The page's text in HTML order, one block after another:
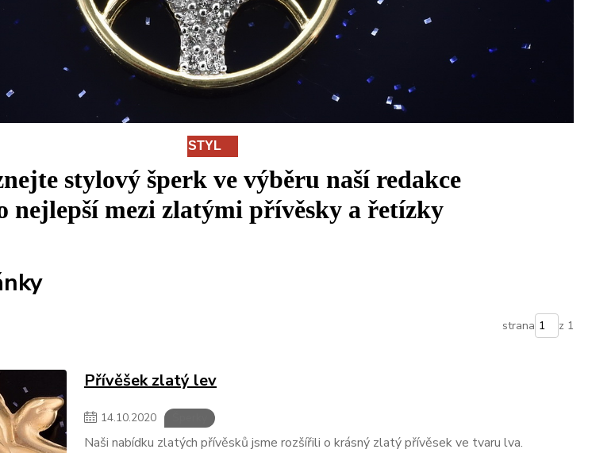
STYL
stylový šperk ve výběru naší redakce
nejlepší mezi zlatými přívěsky a řetízky
strana z 1
Přívěšek zlatý lev
14.10.2020
Naši nabídku zlatých přívěsků jsme rozšířili o krásný zlatý přívěsek ve tvaru lva.